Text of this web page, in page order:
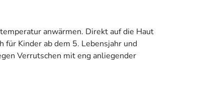
anwärmen. Direkt auf die Haut
Kinder ab dem 5. Lebensjahr und
Verrutschen mit eng anliegender